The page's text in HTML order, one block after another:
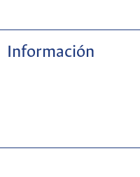
Información